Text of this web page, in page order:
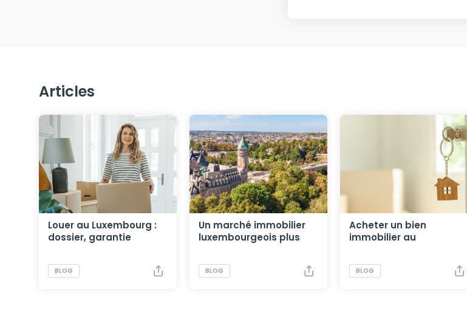
Articles
Louer au Luxembourg :
dossier, garantie
BLOG
Un marché immobilier
luxembourgeois plus
trimestre 2026
BLOG
Acheter un bien
immobilier au
frais et conseils
BLOG